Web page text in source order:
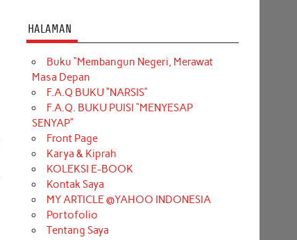
HALAMAN
Buku “Membangun Negeri, Merawat
Masa Depan
F.A.Q BUKU “NARSIS”
F.A.Q. BUKU PUISI “MENYESAP
SENYAP”
Front Page
Karya & Kiprah
KOLEKSI E-BOOK
Kontak Saya
MY ARTICLE @YAHOO INDONESIA
Portofolio
Tentang Saya